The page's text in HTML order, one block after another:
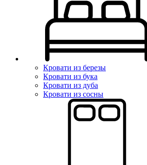
Кровати из березы
Кровати из бука
Кровати из дуба
Кровати из сосны